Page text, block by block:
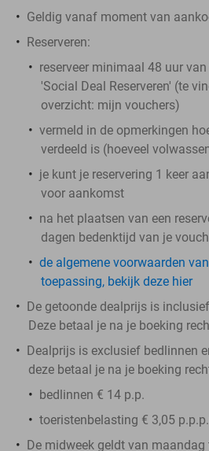
Geldig vanaf moment van
Reserveren:
reserveer minimaal 48 uur
'Social Deal Reserveren' (te
overzicht: mijn vouchers)
vermeld in de opmerkingen
verdeeld is (hoeveel
je kunt je reservering 1 keer
voor aankomst
na het plaatsen van een
dagen bedenktijd van je
de algemene voorwaarden
toepassing, bekijk deze hier
De getoonde dealprijs is
Deze betaal je na je boeking
Dealprijs is exclusief bedlinnen
deze betaal je na je boeking
bedlinnen € 14 p.p.
toeristenbelasting € 3,05
De midweek geldt van